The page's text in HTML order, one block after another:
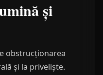
și
obstrucționarea
și la priveliște.